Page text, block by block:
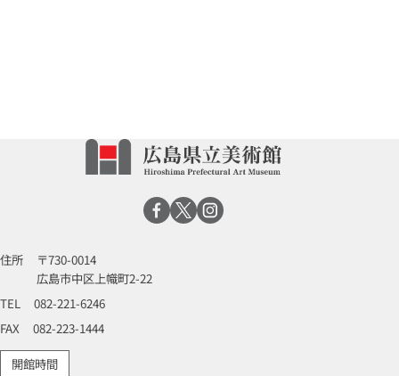
住所
〒730-0014
広島市中区上幟町2-22
TEL
082-221-6246
FAX
082-223-1444
開館時間